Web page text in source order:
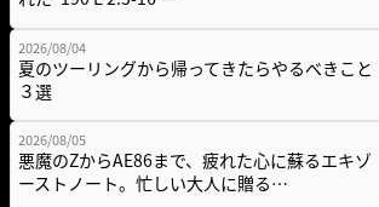
2026/08/04
夏のツーリングから帰ってきたらやるべきこと
３選
2026/08/05
悪魔のZからAE86まで、疲れた心に蘇るエキゾ
ーストノート。忙しい大人に贈る…